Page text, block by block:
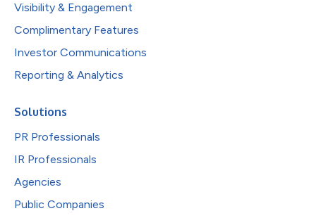
Visibility & Engagement
Complimentary Features
Investor Communications
Reporting & Analytics
Solutions
PR Professionals
IR Professionals
Agencies
Public Companies